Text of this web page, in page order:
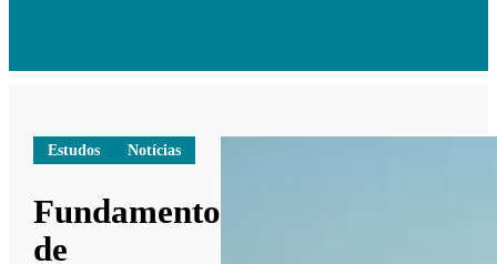
Estudos Notícias
Fundamento
de